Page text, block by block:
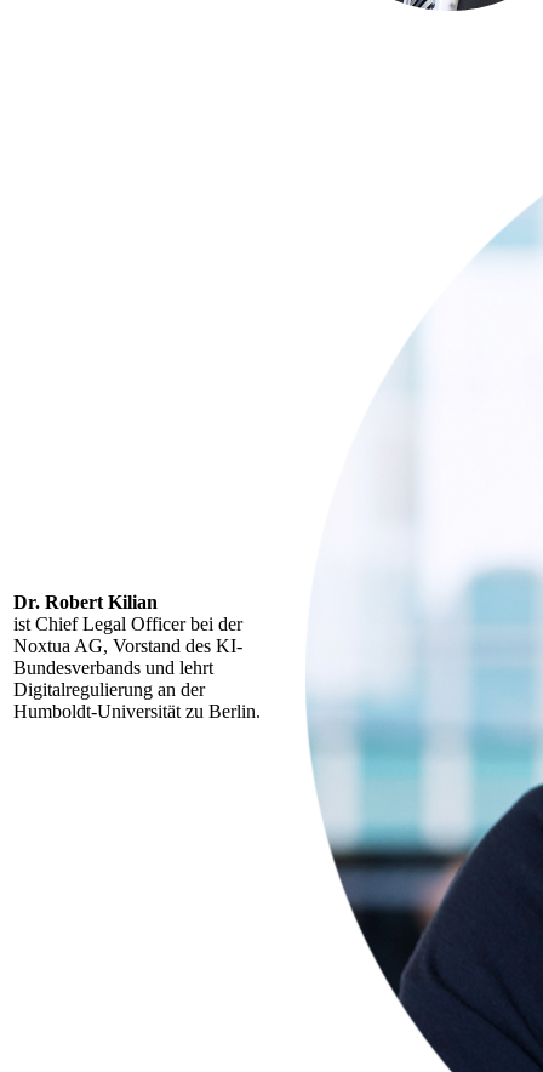
Dr. Robert Kilian
ist Chief Legal Officer bei der
Noxtua AG, Vorstand des KI-
Bundesverbands und lehrt
Digitalregulierung an der
Humboldt-Universität zu Berlin.